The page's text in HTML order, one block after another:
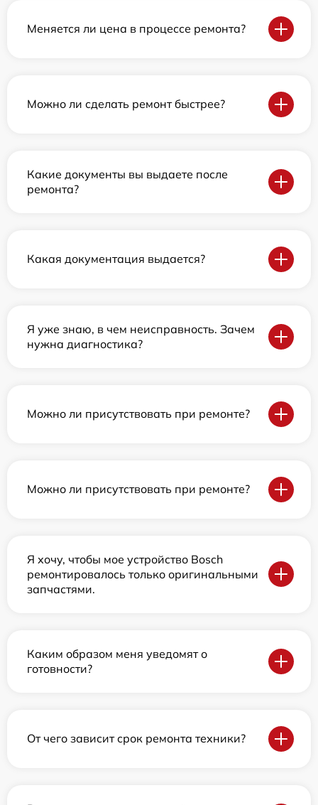
Меняется ли цена в процессе ремонта?
Можно ли сделать ремонт быстрее?
Какие документы вы выдаете после
ремонта?
Какая документация выдается?
Я уже знаю, в чем неисправность. Зачем
нужна диагностика?
Можно ли присутствовать при ремонте?
Можно ли присутствовать при ремонте?
Я хочу, чтобы мое устройство Bosch
ремонтировалось только оригинальными
запчастями.
Каким образом меня уведомят о
готовности?
От чего зависит срок ремонта техники?